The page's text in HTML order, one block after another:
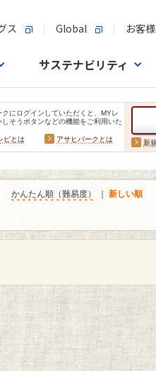
ス Global お客
サステナビリティ
クにログインしていただくと、MYレ
しそうボタンなどの機能をご利用いた
ピとは
アサヒパークとは 新
かんたん順（難易度） 新しい順